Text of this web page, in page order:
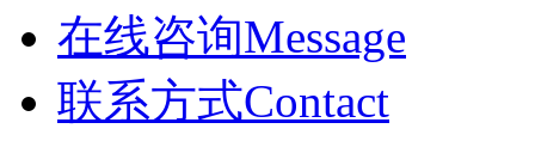
在线咨询Message
联系方式Contact